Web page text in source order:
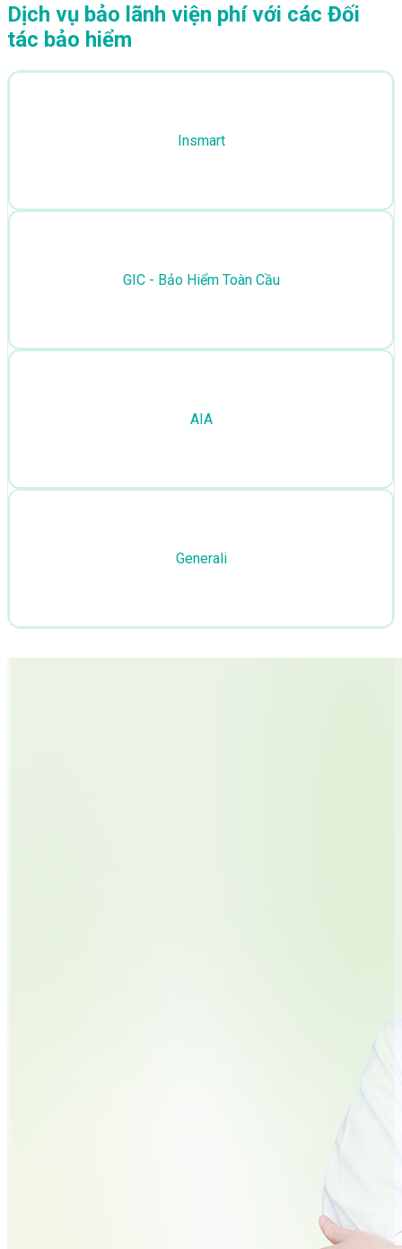
Dịch vụ bảo lãnh viện phí với các Đối
tác bảo hiểm
Insmart
GIC - Bảo Hiểm Toàn Cầu
AIA
Generali